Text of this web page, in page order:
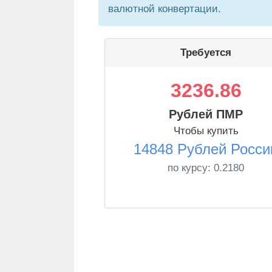
валютной конвертации.
Требуется
3236.86
Рублей ПМР
Чтобы купить
14848 Рублей
по курсу: 0.2180